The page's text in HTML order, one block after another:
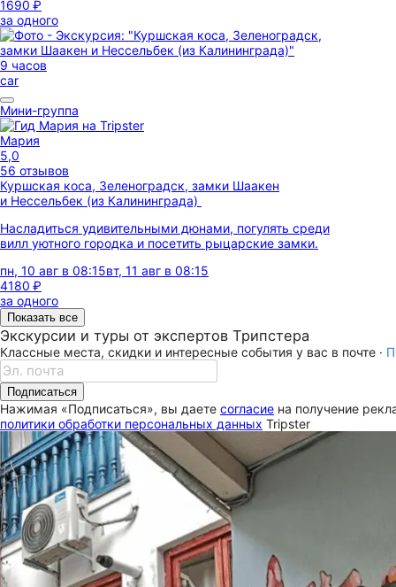
1690 ₽
за одного
9 часов
car
Мини-группа
Мария
5,0
56 отзывов
Куршская коса, Зеленоградск, замки Шаакен
и Нессельбек (из Калининграда)
Насладиться удивительными дюнами, погулять среди
вилл уютного городка и посетить рыцарские замки.
пн, 10 авг в 08:15вт, 11 авг в 08:15
4180 ₽
за одного
Показать все
Экскурсии и туры от экспертов Трипстера
Классные места, скидки и интересные события у вас в почте ·
Подписаться
Нажимая «Подписаться», вы даете согласие на получение
политики обработки персональных данных Tripster